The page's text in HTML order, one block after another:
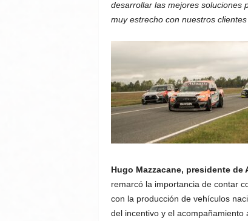
desarrollar las mejores soluciones
muy estrecho con nuestros clientes
Hugo Mazzacane, presidente de
remarcó la importancia de contar
con la producción de vehículos
del incentivo y el acompañamiento